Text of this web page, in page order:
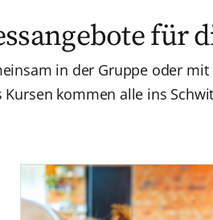
für
in der Gruppe oder
Kursen kommen alle ins